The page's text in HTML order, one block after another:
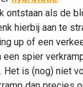
ontstaan als de
hierbij aan te
up of een
een spier
Het is (nog) niet